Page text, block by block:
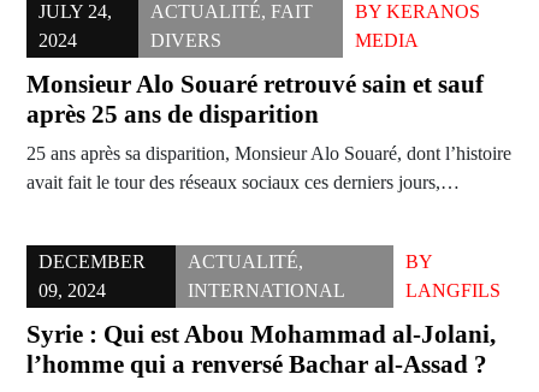
JULY 24,
2024
ACTUALITÉ,FAIT
DIVERS
BY KERANOS
MEDIA
Monsieur Alo Souaré retrouvé sain et sauf
après 25 ans de disparition
25 ans après sa disparition, Monsieur Alo Souaré, dont l’histoire
avait fait le tour des réseaux sociaux ces derniers jours,…
DECEMBER
09, 2024
ACTUALITÉ,
INTERNATIONAL
BY
LANGFILS
Syrie : Qui est Abou Mohammad al-Jolani,
l’homme qui a renversé Bachar al-Assad ?